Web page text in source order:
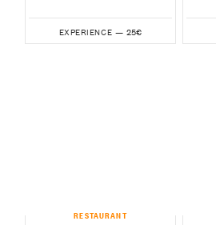
EXPERIENCE — 25€
RESTAURANT